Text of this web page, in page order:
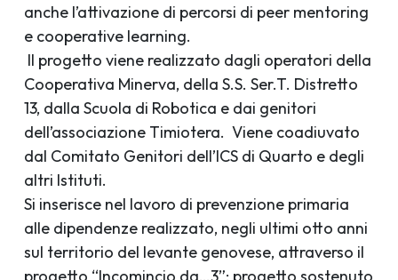
anche l’attivazione di percorsi di peer mentoring
e cooperative learning.
Il progetto viene realizzato dagli operatori della
Cooperativa Minerva, della S.S. Ser.T. Distretto
13, dalla Scuola di Robotica e dai genitori
dell’associazione Timiotera. Viene coadiuvato
dal Comitato Genitori dell’ICS di Quarto e degli
altri Istituti.
Si inserisce nel lavoro di prevenzione primaria
alle dipendenze realizzato, negli ultimi otto anni
sul territorio del levante genovese, attraverso il
progetto “Incomincio da…3”; progetto sostenuto